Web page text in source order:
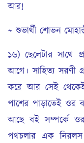
আর!
~ শুভার্থী শোভন
১৬) ছেলেটার সাথে
আগে। সাহিত্য সরণী
করে আর সেই থেকেই
পাশের পাড়াতেই ওর
আছে বই সম্পর্কে
পথচলার এক